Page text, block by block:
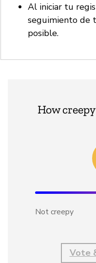
Al iniciar tu
seguimiento de
posible.
How
Not creepy
Vote